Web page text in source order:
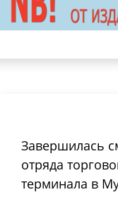
Завершилась
отряда
терминала в